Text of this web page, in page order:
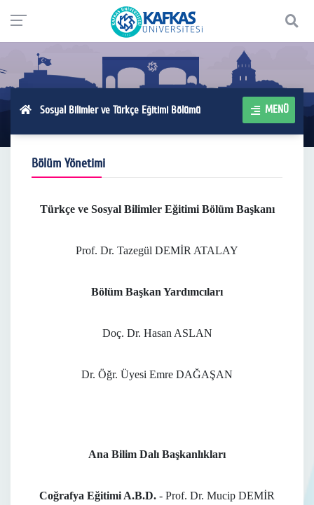
Sosyal Bilimler ve Türkçe Eğitimi Bölümü MENÜ
Bölüm Yönetimi
Türkçe ve Sosyal Bilimler Eğitimi Bölüm Başkanı
Prof. Dr. Tazegül DEMİR ATALAY
Bölüm Başkan Yardımcıları
Doç. Dr. Hasan ASLAN
Dr. Öğr. Üyesi Emre DAĞAŞAN
Ana Bilim Dalı Başkanlıkları
Coğrafya Eğitimi A.B.D. - Prof. Dr. Mucip DEMİR